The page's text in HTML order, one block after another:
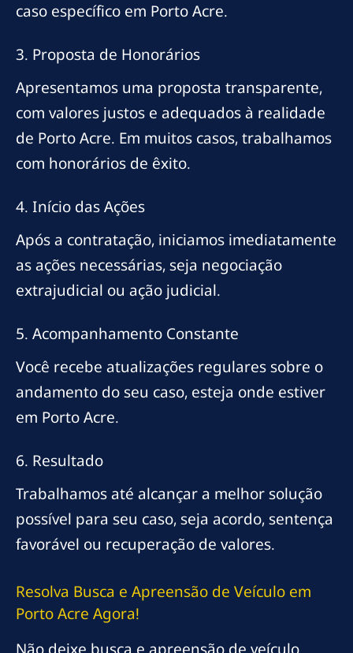
caso específico em Porto Acre.
3. Proposta de Honorários
Apresentamos uma proposta transparente,
com valores justos e adequados à realidade
de Porto Acre. Em muitos casos, trabalhamos
com honorários de êxito.
4. Início das Ações
Após a contratação, iniciamos imediatamente
as ações necessárias, seja negociação
extrajudicial ou ação judicial.
5. Acompanhamento Constante
Você recebe atualizações regulares sobre o
andamento do seu caso, esteja onde estiver
em Porto Acre.
6. Resultado
Trabalhamos até alcançar a melhor solução
possível para seu caso, seja acordo, sentença
favorável ou recuperação de valores.
Resolva Busca e Apreensão de Veículo em
Porto Acre Agora!